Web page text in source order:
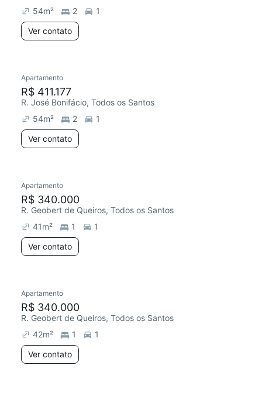
54m² 2
1
Ver contato
Apartamento
R$ 411.177
R. José Bonifácio, Todos os Santos
54m² 2
1
Ver contato
Apartamento
R$ 340.000
R. Geobert de Queiros, Todos os Santos
41m² 1
1
Ver contato
Apartamento
R$ 340.000
R. Geobert de Queiros, Todos os Santos
42m² 1
1
Ver contato